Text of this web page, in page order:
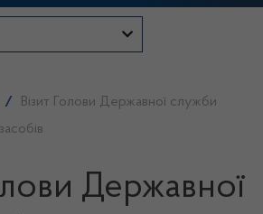
/
Візит Голови Державної служби
Державної